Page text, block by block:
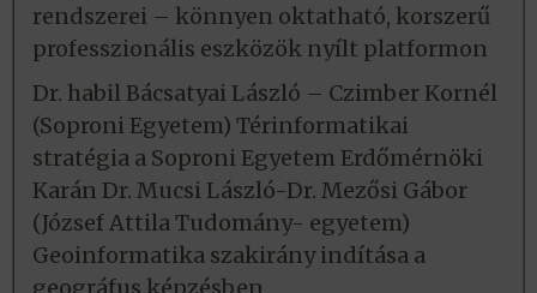
rendszerei – könnyen oktatható, korszerű
professzionális eszközök nyílt platformon
Dr. habil Bácsatyai László – Czimber Kornél
(Soproni Egyetem) Térinformatikai
stratégia a Soproni Egyetem Erdőmérnöki
Karán Dr. Mucsi László-Dr. Mezősi Gábor
(József Attila Tudomány- egyetem)
Geoinformatika szakirány indítása a